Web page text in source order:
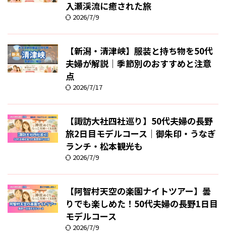
入瀬渓流に癒された旅
2026/7/9
【新潟・清津峡】服装と持ち物を50代
夫婦が解説｜季節別のおすすめと注意
点
2026/7/17
【諏訪大社四社巡り】50代夫婦の長野
旅2日目モデルコース｜御朱印・うなぎ
ランチ・松本観光も
2026/7/9
【阿智村天空の楽園ナイトツアー】曇
りでも楽しめた！50代夫婦の長野1日目
モデルコース
2026/7/9